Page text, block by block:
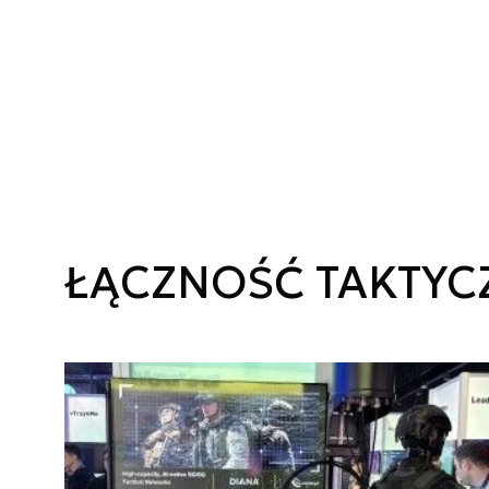
ŁĄCZNOŚĆ